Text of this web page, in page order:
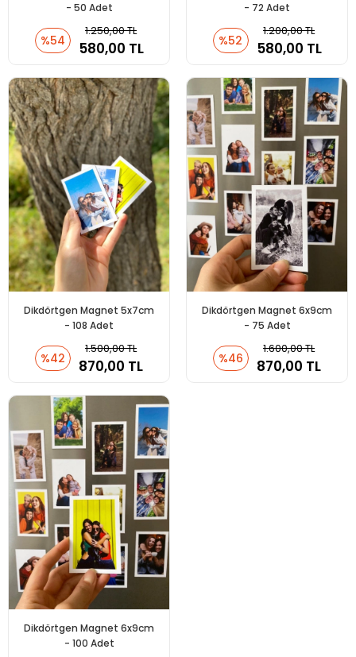
- 50 Adet
%54
1.250,00 TL
580,00 TL
- 72 Adet
%52
1.200,00 TL
580,00 TL
Dikdörtgen Magnet 5x7cm
- 108 Adet
%42
1.500,00 TL
870,00 TL
Dikdörtgen Magnet 6x9cm
- 75 Adet
%46
1.600,00 TL
870,00 TL
Dikdörtgen Magnet 6x9cm
- 100 Adet